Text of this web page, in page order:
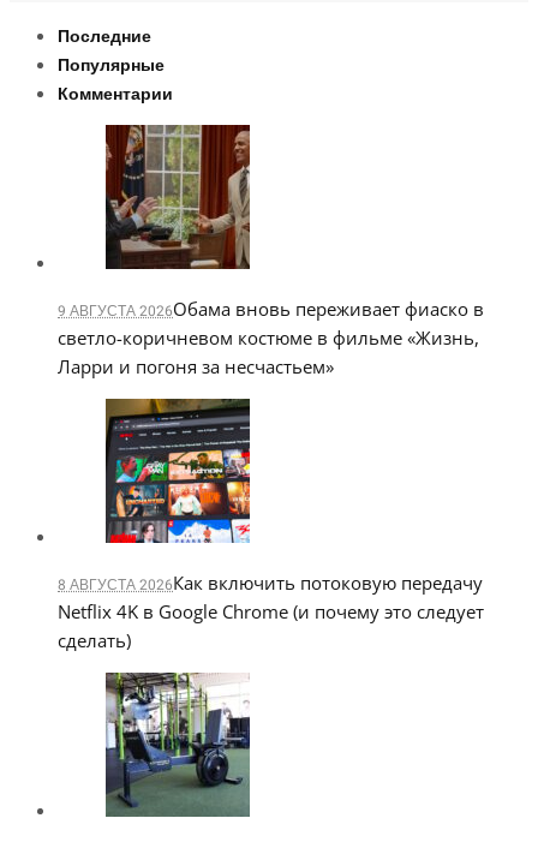
Последние
Популярные
Комментарии
9 АВГУСТА 2026Обама вновь переживает фиаско в
светло-коричневом костюме в фильме «Жизнь,
Ларри и погоня за несчастьем»
8 АВГУСТА 2026Как включить потоковую передачу
Netflix 4K в Google Chrome (и почему это следует
сделать)